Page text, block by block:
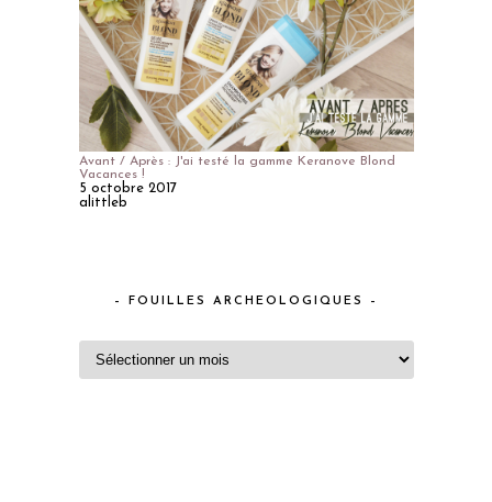
Avant / Après : J'ai testé la gamme Keranove Blond
Vacances !
5 octobre 2017
alittleb
– FOUILLES ARCHEOLOGIQUES –